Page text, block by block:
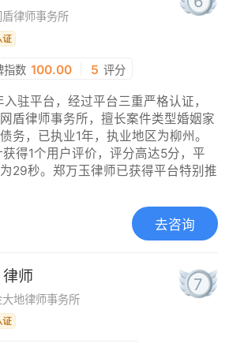
盾律师事务所
指数 100.00 5 评分
驻平台，经过平台三重严格认证，
盾律师事务所，擅长案件类型婚姻家
务，已执业1年，执业地区为柳州。
得1个用户评价，评分高达5分，平
29秒。郑万玉律师已获得平台特别推
去咨询
律师
大地律师事务所
7